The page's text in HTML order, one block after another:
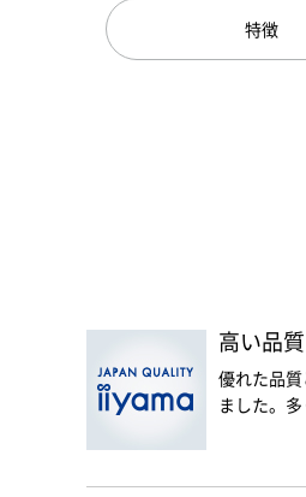
特徴
高い品
優れた品
ました。